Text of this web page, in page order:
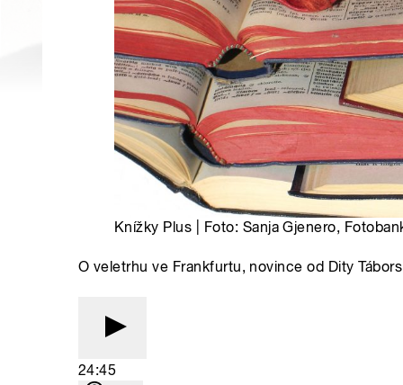
Knížky Plus | Foto: Sanja Gjenero,
O veletrhu ve Frankfurtu, novince od Dity
24:45